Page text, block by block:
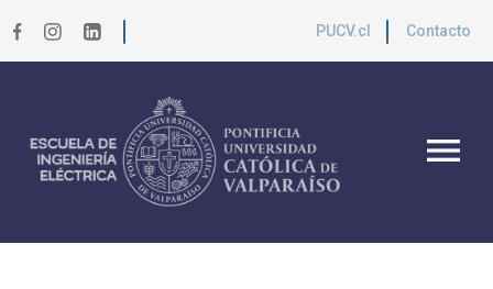
PUCV.cl Contacto
menu